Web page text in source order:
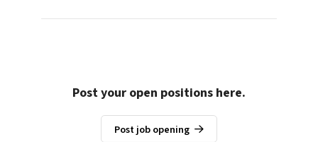
Post your open positions here.
Post job opening